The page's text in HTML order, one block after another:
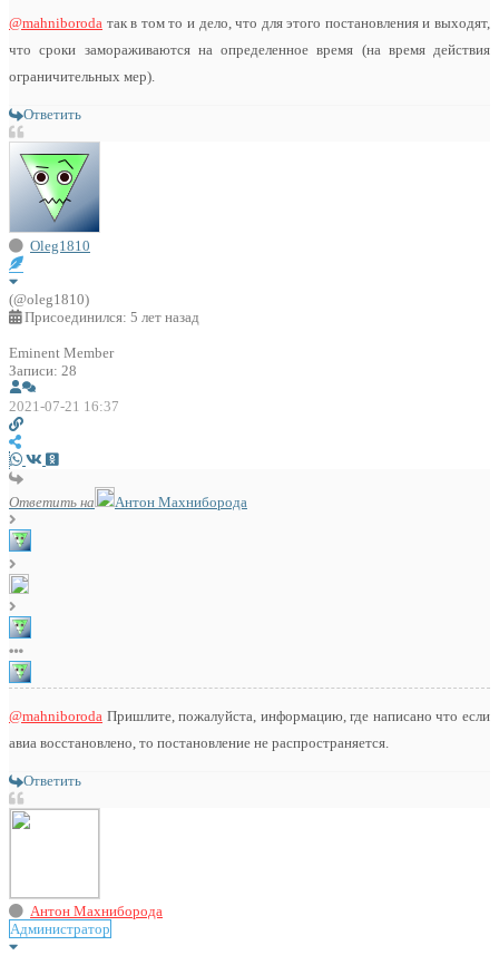
@mahniboroda так в том то и дело, что для этого постановления и выходят,
что сроки замораживаются на определенное время (на время действия
ограничительных мер).
Ответить
Oleg1810
(@oleg1810)
Присоединился: 5 лет назад
Eminent Member
Записи: 28
2021-07-21 16:37
Ответить на Антон Махниборода
@mahniboroda Пришлите, пожалуйста, информацию, где написано что если
авиа восстановлено, то постановление не распространяется.
Ответить
Антон Махниборода
Администратор